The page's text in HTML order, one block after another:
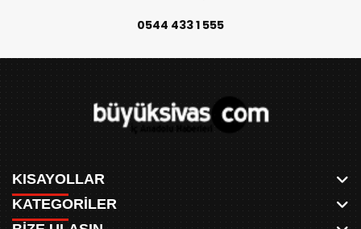
0544 433 1 555
KISAYOLLAR
ANASAYFA
KATEGORİLER